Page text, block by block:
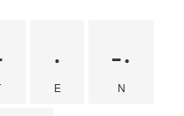
·
E
-·
N